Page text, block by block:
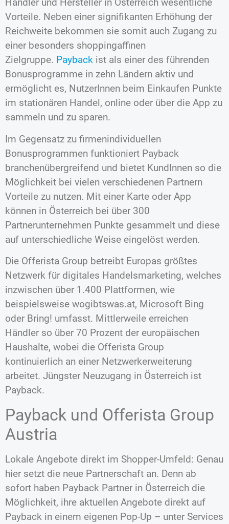
Händler und Hersteller in Österreich wesentliche
Vorteile. Neben einer signifikanten Erhöhung der
Reichweite bekommen sie somit auch Zugang zu
einer besonders shoppingaffinen
Zielgruppe. Payback ist als einer des führenden
Bonusprogramme in zehn Ländern aktiv und
ermöglicht es, NutzerInnen beim Einkaufen Punkte
im stationären Handel, online oder über die App zu
sammeln und zu sparen.
Im Gegensatz zu firmenindividuellen
Bonusprogrammen funktioniert Payback
branchenübergreifend und bietet KundInnen so die
Möglichkeit bei vielen verschiedenen Partnern
Vorteile zu nutzen. Mit einer Karte oder App
können in Österreich bei über 300
Partnerunternehmen Punkte gesammelt und diese
auf unterschiedliche Weise eingelöst werden.
Die Offerista Group betreibt Europas größtes
Netzwerk für digitales Handelsmarketing, welches
inzwischen über 1.400 Plattformen, wie
beispielsweise wogibtswas.at, Microsoft Bing
oder Bring! umfasst. Mittlerweile erreichen
Händler so über 70 Prozent der europäischen
Haushalte, wobei die Offerista Group
kontinuierlich an einer Netzwerkerweiterung
arbeitet. Jüngster Neuzugang in Österreich ist
Payback.
Payback und Offerista Group
Austria
Lokale Angebote direkt im Shopper-Umfeld: Genau
hier setzt die neue Partnerschaft an. Denn ab
sofort haben Payback Partner in Österreich die
Möglichkeit, ihre aktuellen Angebote direkt auf
Payback in einem eigenen Pop-Up – unter Services